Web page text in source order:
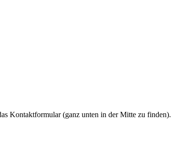
Kontaktformular (ganz unten in der Mitte zu finden).